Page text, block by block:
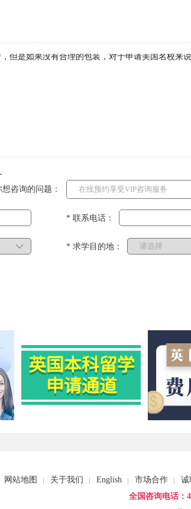
但是如果没有合理的包装，对于申请美国名校来说
咨询的问题：
* 联系电话：
* 求学目的地：
网站地图 关于我们 English 市场合作 诚
全国咨询电话：